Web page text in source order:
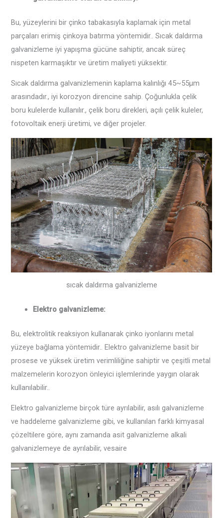
Bu, yüzeylerini bir çinko tabakasıyla kaplamak için metal
parçaları erimiş çinkoya batırma yöntemidir.. Sıcak daldırma
galvanizleme iyi yapışma gücüne sahiptir, ancak süreç
nispeten karmaşıktır ve üretim maliyeti yüksektir.
Sıcak daldırma galvanizlemenin kaplama kalınlığı 45~55μm
arasındadır., iyi korozyon direncine sahip. Çoğunlukla çelik
boru kulelerde kullanılır., çelik boru direkleri, açılı çelik kuleler,
fotovoltaik enerji üretimi, ve diğer projeler‌.
sıcak daldırma galvanizleme
Elektro galvanizleme:
Bu, elektrolitik reaksiyon kullanarak çinko iyonlarını metal
yüzeye bağlama yöntemidir.. Elektro galvanizleme basit bir
prosese ve yüksek üretim verimliliğine sahiptir ve çeşitli metal
malzemelerin korozyon önleyici işlemlerinde yaygın olarak
kullanılabilir..
Elektro galvanizleme birçok türe ayrılabilir, asılı galvanizleme
ve haddeleme galvanizleme gibi, ve kullanılan farklı kimyasal
çözeltilere göre, aynı zamanda asit galvanizleme alkali
galvanizlemeye de ayrılabilir, vesaire